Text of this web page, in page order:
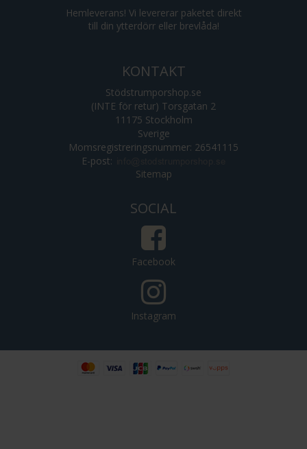
Hemleverans! Vi levererar paketet direkt
till din ytterdörr eller brevlåda!
KONTAKT
Stödstrumporshop.se
(INTE för retur) Torsgatan 2
11175 Stockholm
Sverige
Momsregistreringsnummer: 26541115
E-post:
Sitemap
SOCIAL
Facebook
Instagram